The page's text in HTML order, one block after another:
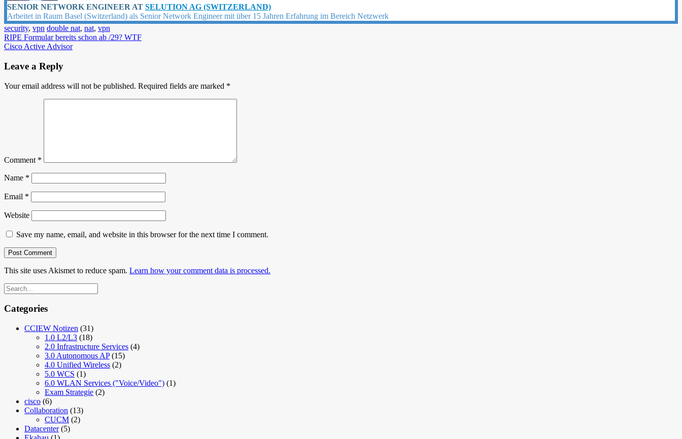
SENIOR NETWORK ENGINEER AT SELUTION AG (SWITZERLAND)
Arbeitet in Raum Basel (Switzerland) als Senior Network Engineer mit über 15 Jahren Erfahrung im Bereich Netzwerk
security, vpn double nat, nat, vpn
Post
navigation
RIPE Formular bereits schon ab /29? WTF
Cisco Active Advisor
Leave a Reply
Your email address will not be published. Required fields are marked *
Comment *
Name *
Email *
Website
Save my name, email, and website in this browser for the next time I comment.
This site uses Akismet to reduce spam. Learn how your comment data is processed.
Categories
CCIEW Notizen (31)
1.0 L2/L3 (18)
2.0 Infrastructure Services (4)
3.0 Autonomous AP(15)
4.0 Unified Wireless (2)
5.0 WCS (1)
6.0 WLAN Services ("Voice/Video") (1)
Exam Strategie (2)
cisco (6)
Collaboration (13)
CUCM (2)
Datacenter(5)